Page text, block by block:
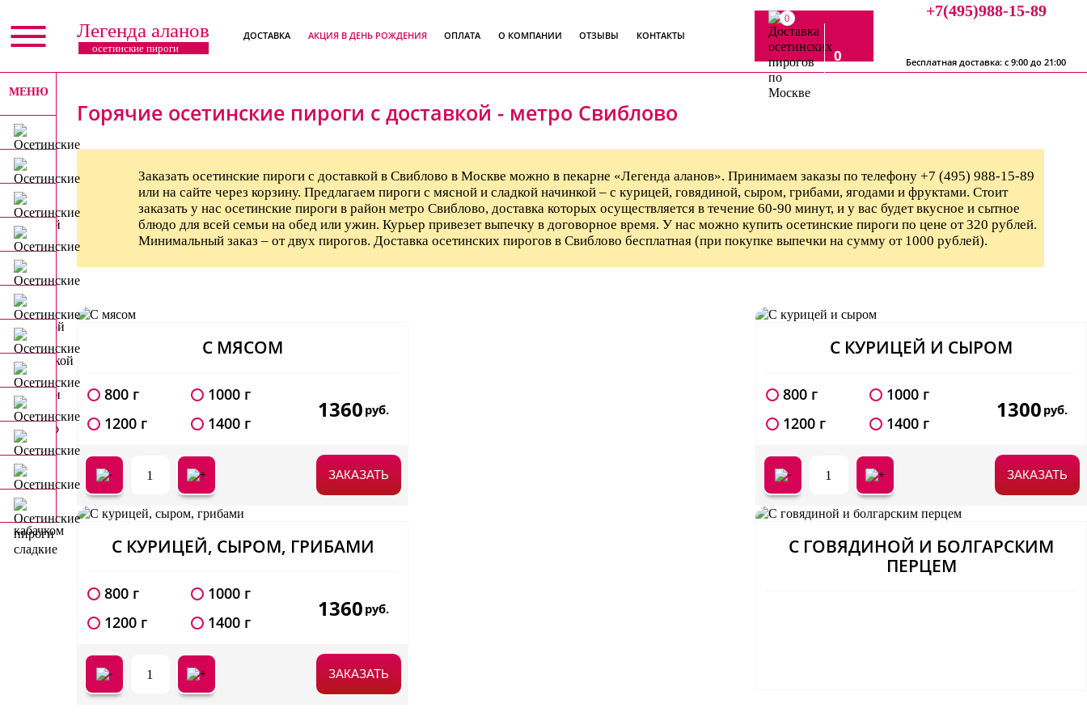
Легенда аланов
осетинские пироги
ДОСТАВКА АКЦИЯ В ДЕНЬ РОЖДЕНИЯ ОПЛАТА О КОМПАНИИ ОТЗЫВЫ КОНТАКТЫ
0
0
+7(495)988-15-89
Бесплатная доставка: с 9:00 до 21:00
МЕНЮ
X
Горячие осетинские пироги с доставкой - метро Свиблово
Заказать осетинские пироги с доставкой в Свиблово в Москве можно в пекарне «Легенда аланов». Принимаем заказы по телефону +7 (495) 988-15-89
или на сайте через корзину. Предлагаем пироги с мясной и сладкой начинкой – с курицей, говядиной, сыром, грибами, ягодами и фруктами. Стоит
заказать у нас осетинские пироги в район метро Свиблово, доставка которых осуществляется в течение 60-90 минут, и у вас будет вкусное и сытное
блюдо для всей семьи на обед или ужин. Курьер привезет выпечку в договорное время. У нас можно купить осетинские пироги по цене от 320 рублей.
Минимальный заказ – от двух пирогов. Доставка осетинских пирогов в Свиблово бесплатная (при покупке выпечки на сумму от 1000 рублей).
С МЯСОМ
800 г
1000 г
1200 г
1400 г
1360 руб.
1 ЗАКАЗАТЬ
С КУРИЦЕЙ И СЫРОМ
800 г
1000 г
1200 г
1400 г
1300 руб.
1 ЗАКАЗАТЬ
С КУРИЦЕЙ, СЫРОМ, ГРИБАМИ
800 г
1000 г
1200 г
1400 г
1360 руб.
1 ЗАКАЗАТЬ
С ГОВЯДИНОЙ И БОЛГАРСКИМ
ПЕРЦЕМ